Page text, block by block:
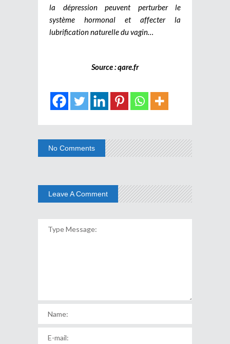
la dépression peuvent perturber le
système hormonal et affecter la
lubrification naturelle du vagin…
Source : qare.fr
No Comments
Leave A Comment